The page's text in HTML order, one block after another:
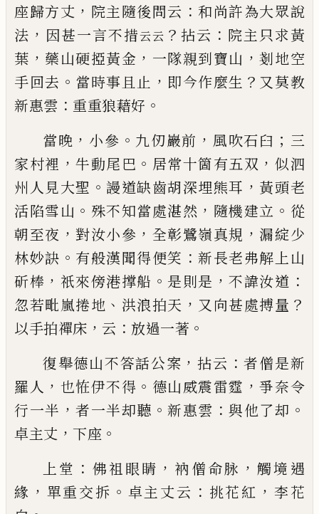
座歸方丈 ， 院主隨後問云 ： 和尚許為大眾說
法 ， 因甚一言不措云云 ？ 拈云 ： 院主只求黃
葉 ， 藥山硬掗黃金 ， 一隊親到寶山 ，剗地空
手回去 。 當時事且止 ， 即今作麼生 ？ 又莫教
新惠雲 ： 重重狼藉好 。
當晚 ， 小參 。 九仞巖前 ， 風吹石臼 ； 三
家村裡 ，牛動尾巴 。 居常十箇有五双 ，似泗
州人見大聖 。謾道缺齒胡深埋熊耳 ， 黃頭老
活陷雪山 。 殊不知當處湛然 ， 隨機建立 。 從
朝至夜 ，對汝小參 ， 全彰鷺嶺真規 ， 漏綻少
林妙訣 。 有般漢聞得便笑 ：新長老弗解上山
斫棒 ， 祇來傍港撑船 。 是則是 ，不諱汝道 ：
忽若毗嵐捲地 、 洪浪拍天 ， 又向甚處搏量 ？
以手拍禪床 ， 云 ： 放過一著 。
復舉德山不答話公案 ，拈云 ：者僧是新
羅人 ， 也恠伊不得 。 德山威震雷霆 ，爭奈令
行一半 ，者一半却聽 。新惠雲 ：與他了却 。
卓主丈 ， 下座 。
上堂 ： 佛祖眼睛 ， 衲僧命脉 ，觸境遇
緣 ， 單重交拆 。 卓主 丈云 ： 挑花紅 ， 李花